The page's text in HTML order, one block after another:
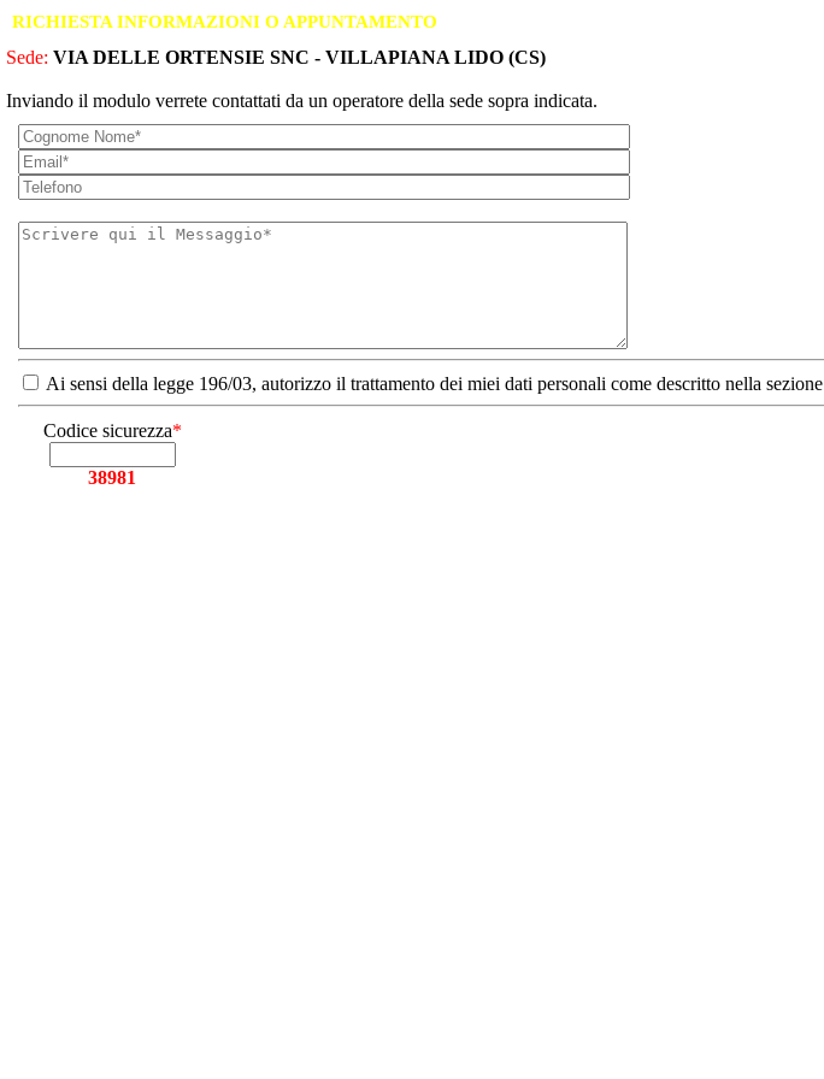
RICHIESTA INFORMAZIONI O APPUNTAMENTO
Sede: VIA DELLE ORTENSIE SNC - VILLAPIANA LIDO (CS)
Inviando il modulo verrete contattati da un operatore della sede sopra indicata.
Ai sensi della legge 196/03, autorizzo il trattamento dei miei dati personali come descritto nella sezione
Codice sicurezza*
38981